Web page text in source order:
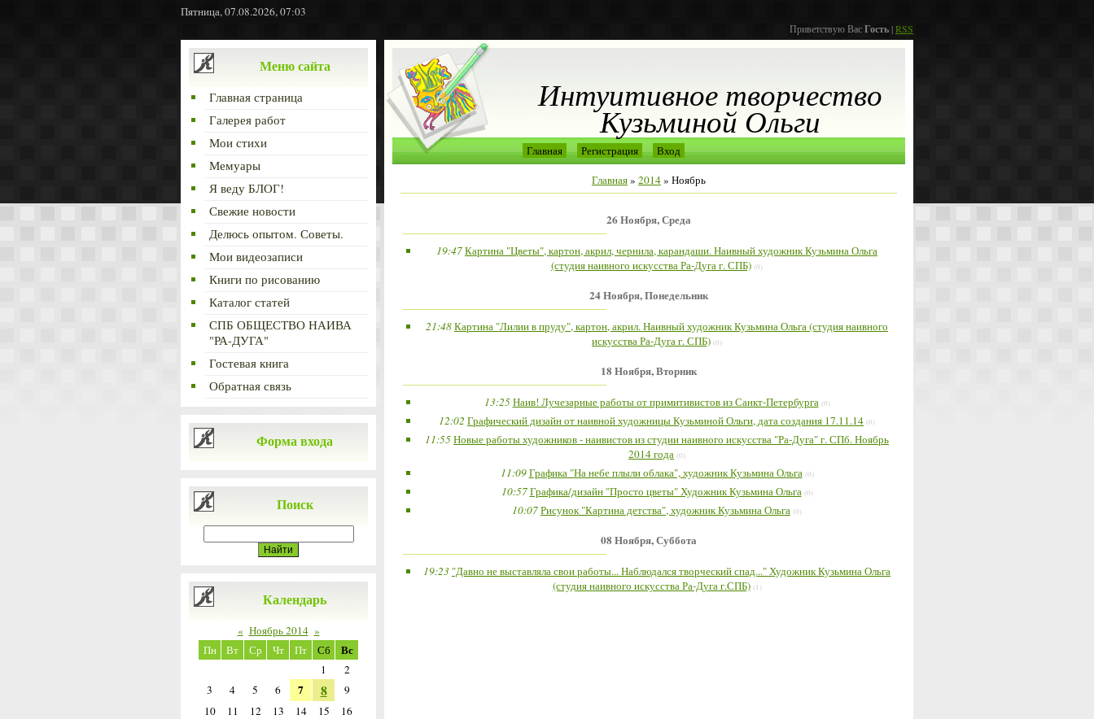
Пятница, 07.08.2026, 07:03
Приветствую ВасГость|RSS
Меню сайта
Главная страница
Галерея работ
Мои стихи
Мемуары
Я веду БЛОГ!
Свежие новости
Делюсь опытом. Советы.
Мои видеозаписи
Книги по рисованию
Каталог статей
СПБ ОБЩЕСТВО НАИВА
"РА-ДУГА"
Гостевая книга
Обратная связь
Форма входа
Поиск
Календарь
« Ноябрь 2014 »
Пн
Вт Ср Чт Пт Сб Вс
1
2
3
4 5 6 7 8
9
10
11 12 13 14 15
16
Интуитивное творчество
Кузьминой Ольги
Главная Регистрация
Вход
Главная» 2014» Ноябрь
26 Ноября, Среда
19:47Картина "Цветы", картон, акрил, чернила, карандаши. Наивный художник Кузьмина Ольга
(студия наивного искусства Ра-Дуга г. СПБ) (0)
24 Ноября, Понедельник
21:48Картина "Лилии в пруду", картон, акрил. Наивный художник Кузьмина Ольга (студия наивного
искусства Ра-Дуга г. СПБ) (0)
18 Ноября, Вторник
13:25Наив! Лучезарные работы от примитивистов из Санкт-Петербурга (0)
12:02 Графический дизайн от наивной художницы Кузьминой Ольги, дата создания 17.11.14 (0)
11:55Новые работы художников - наивистов из студии наивного искусства "Ра-Дуга" г. СПб. Ноябрь
2014 года (0)
11:09Графика "На небе плыли облака", художник Кузьмина Ольга (0)
10:57Графика/дизайн "Просто цветы" Художник Кузьмина Ольга (0)
10:07Рисунок "Картина детства", художник Кузьмина Ольга (0)
08 Ноября, Суббота
19:23 "Давно не выставляла свои работы... Наблюдался творческий спад..." Художник Кузьмина Ольга
(студия наивного искусства Ра-Дуга г.СПБ) (1)